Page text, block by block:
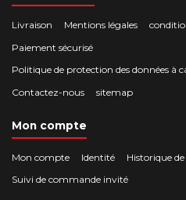
Livraison Mentions légales
Paiement sécurisé
Politique de protection des données à
Contactez-nous
sitemap
Mon compte
Mon compte Identité Historique
Suivi de commande invité